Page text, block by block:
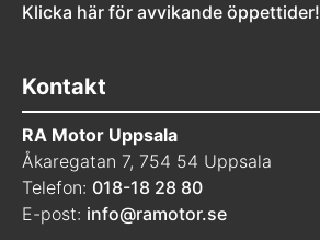
Klicka här för avvikande öppettider!
Kontakt
RA Motor Uppsala
Åkaregatan 7, 754 54 Uppsala
Telefon: 018-18 28 80
E-post: info@ramotor.se